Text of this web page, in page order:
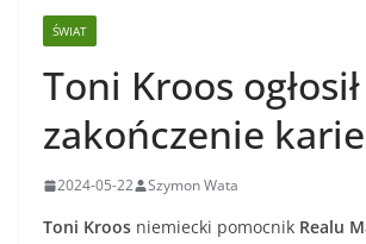
ŚWIAT
Toni Kroos ogłosił
zakończenie
2024-05-22 Szymon Wata
Toni Kroos niemiecki pomocnik Realu